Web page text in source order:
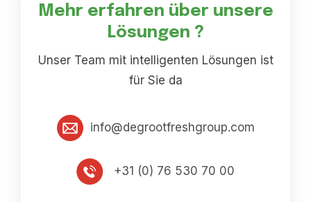
Mehr erfahren über unsere
Lösungen ?
Unser Team mit intelligenten Lösungen ist
für Sie da
info@degrootfreshgroup.com
+31 (0) 76 530 70 00